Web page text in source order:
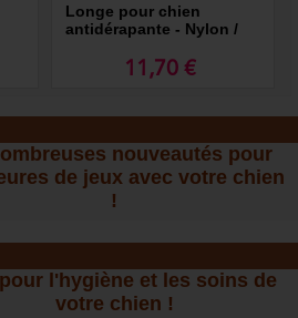
Longe pour chien
antidérapante - Nylon /
11,70 €
nouveautés pour
de jeux avec votre chien
!
l'hygiène et les soins de
votre chien !